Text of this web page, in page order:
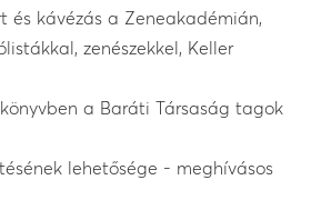
és kávézás a Zeneakadémián,
zenészekkel, Keller
a Baráti Társaság tagok
lehetősége - meghívásos